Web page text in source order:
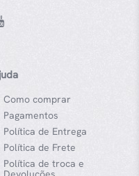
Como comprar
Pagamentos
Política de Entrega
Política de Frete
Política de troca e